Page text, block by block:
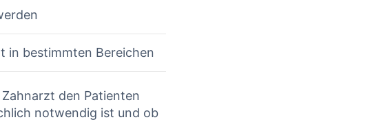
in ⁣bestimmten‍ Bereichen
den Patienten
notwendig ‌ist und ⁤ob⁢